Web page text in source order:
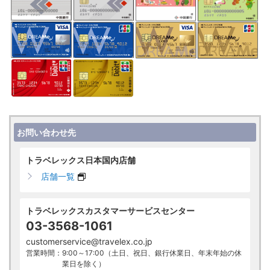
お問い合わせ先
トラベレックス日本国内店舗
店舗一覧
トラベレックスカスタマーサービスセンター
03-3568-1061
customerservice@travelex.co.jp
営業時間：9:00～17:00（土日、祝日、銀行休業日、年末年始の休
業日を除く）